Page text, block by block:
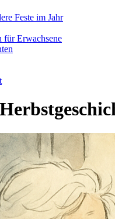
Feste im Jahr
für Erwachsene